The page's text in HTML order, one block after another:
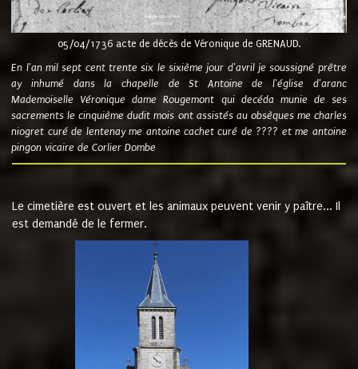
05/04/1736 acte de décès de Véronique de GRENAUD.
En l'an mil sept cent trente six le sixième jour d'avril je soussigné prêtre
ay inhumé dans la chapelle de St Antoine de l'église d'aranc
Mademoiselle Véronique dame Rougemont qui decéda munie de ses
sacrements le cinquième dudit mois ont assistés au obsèques me charles
niogret curé de lentenay me antoine cachet curé de ???? et me antoine
pingon vicaire de Corlier Dombe
Le cimetière est ouvert et les animaux peuvent venir y paître... Il
est demandé de le fermer.